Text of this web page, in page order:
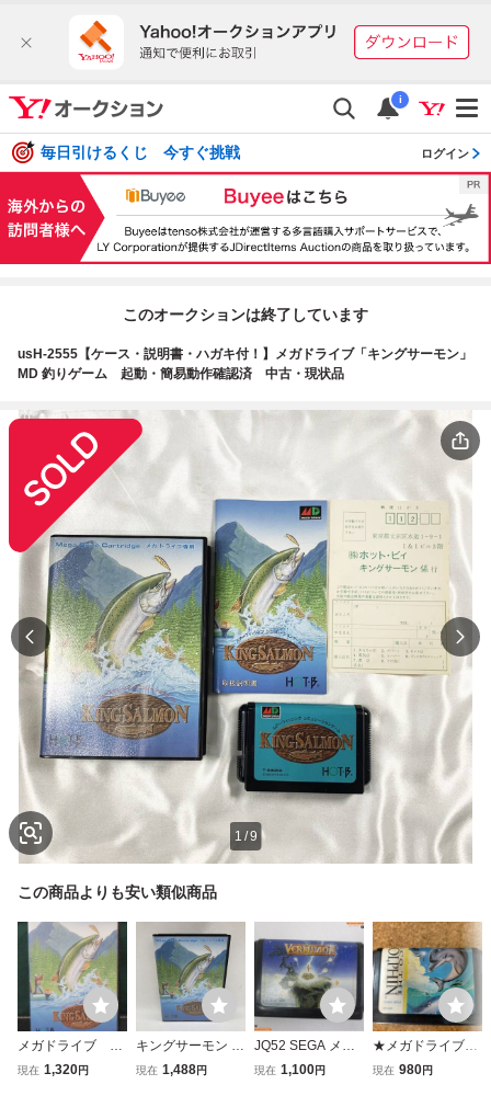
i
毎日引けるくじ 今すぐ挑戦 ログイン
このオークションは終了しています
usH-2555【ケース・説明書・ハガキ付！】メガドライブ「キングサーモン」
MD 釣りゲーム 起動・簡易動作確認済 中古・現状品
1 /9
この商品よりも安い類似商品
メガドライブ キ
ングサーモン 起
現在 1,320円
キングサーモン メ
ガドライブ MD
現在 1,488円
JQ52 SEGA メガ
ドライブ ソフト
現在 1,100円
★メガドライブ
エコー・ザ・ドル
現在 980円